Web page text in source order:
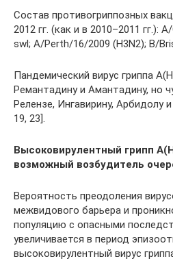
Состав противогриппозных
2012 гг. (как и в 2010–2011 гг.):
swl; A/Perth/16/2009 (H3N2); B/
Пандемический вирус гриппа
Ремантадину и Аманта­дину, но
Релензе, Ингавирину, Арбидолу
19, 23].
Высоковирулентный грипп
возможный возбудитель
Вероятность преодоления
межвидового барьера и
популяцию с опасными
увеличивается в период
высоковирулентный вирус